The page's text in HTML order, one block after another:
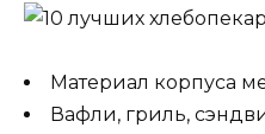
Материал корпуса
Вафли, гриль,